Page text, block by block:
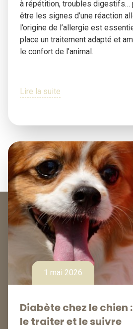
à répétition, troubles digestifs…
être les signes d’une réaction
l’origine de l’allergie est
place un traitement adapté et
le confort de l’animal.
Lire la suite
1 mai 2026
Diabète chez le chien
le traiter et le suivre